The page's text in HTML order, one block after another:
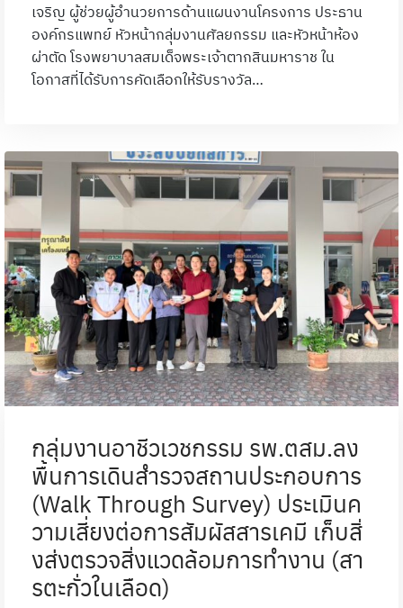
เจริญ ผู้ช่วยผู้อำนวยการด้านแผนงานโครงการ ประธาน
องค์กรแพทย์ หัวหน้ากลุ่มงานศัลยกรรม และหัวหน้าห้อง
ผ่าตัด โรงพยาบาลสมเด็จพระเจ้าตากสินมหาราช ใน
โอกาสที่ได้รับการคัดเลือกให้รับรางวัล…
กลุ่มงานอาชีวเวชกรรม รพ.ตสม.ลง
พื้นการเดินสำรวจสถานประกอบการ
(Walk Through Survey) ประเมินค
วามเสี่ยงต่อการสัมผัสสารเคมี เก็บสิ่
งส่งตรวจสิ่งแวดล้อมการทำงาน (สา
รตะกั่วในเลือด)